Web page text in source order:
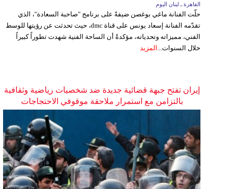
القاهرة ـ لبنان اليوم
حلّت الفنانة ماغي بوغصن ضيفةً على برنامج "صاحبة السعادة"، الذي
تقدّمه الفنانة إسعاد يونس على قناة dmc، حيث تحدثت عن رؤيتها للوسط
الفني، مميزاته وتحدياته، مؤكدةً أن الساحة الفنية شهدت تطوراً كبيراً
خلال السنوات... المزيد
إيران تفتح جبهة قضائية جديدة ضد شخصيات رياضية وثقافية
بالتزامن مع استمرار ملاحقة موقوفي الاحتجاجات